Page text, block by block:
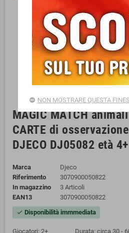
MAGIC MATCH
CARTE di
DJECO DJ05082 età 4+
Marca
Djeco
Riferimento
3070900050822
In magazzino
3 Articoli
EAN13
3070900050822
check Disponibilità immmediata
Giocatori: 2+ Durata: circa 30
NON MOSTRARE QUESTA